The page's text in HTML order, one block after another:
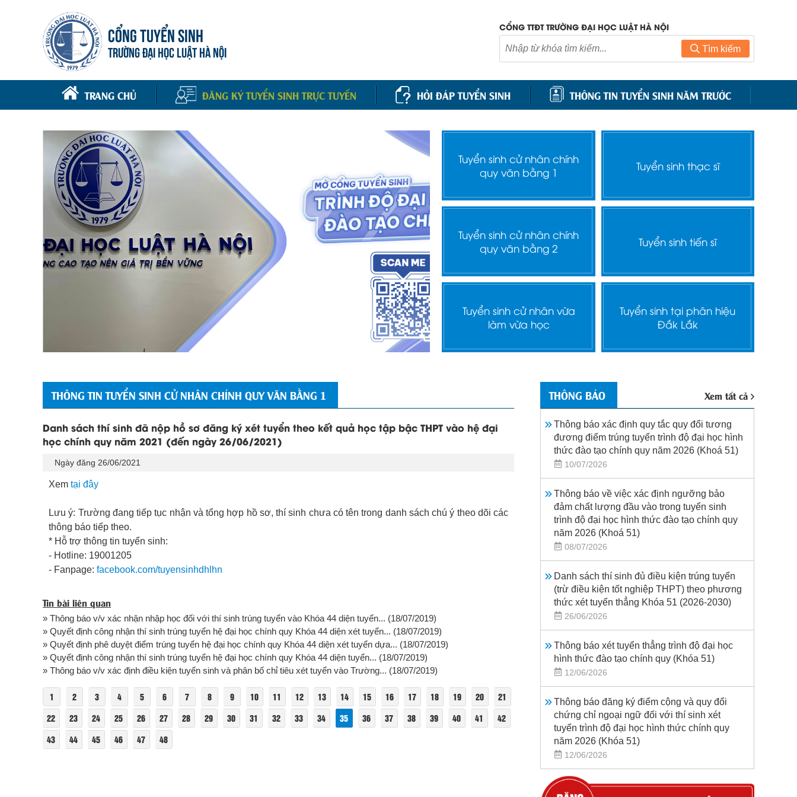
CỔNG TUYỂN SINH
TRƯỜNG ĐẠI HỌC LUẬT HÀ NỘI
CỔNG TTĐT TRƯỜNG ĐẠI HỌC LUẬT HÀ NỘI
Tìm kiếm
TRANG CHỦ ĐĂNG KÝ TUYỂN SINH TRỰC TUYẾN HỎI ĐÁP TUYỂN SINH THÔNG TIN TUYỂN SINH NĂM TRƯỚC
Tuyển sinh cử nhân chính
quy văn bằng 1
Tuyển sinh thạc sĩ
Tuyển sinh cử nhân chính
quy văn bằng 2
Tuyển sinh tiến sĩ
Tuyển sinh cử nhân vừa
làm vừa học
Tuyển sinh tại phân hiệu
Đắk Lắk
THÔNG TIN TUYỂN SINH CỬ NHÂN CHÍNH QUY VĂN BẰNG 1
Danh sách thí sinh đã nộp hồ sơ đăng ký xét tuyển theo kết quả học tập bậc THPT vào hệ đại
học chính quy năm 2021 (đến ngày 26/06/2021)
Ngày đăng 26/06/2021
Xem tại đây
Lưu ý: Trường đang tiếp tục nhận và tổng hợp hồ sơ, thí sinh chưa có tên trong danh sách chú ý theo dõi các
thông báo tiếp theo.
* Hỗ trợ thông tin tuyển sinh:
- Hotline: 19001205
- Fanpage: facebook.com/tuyensinhdhlhn
Tin bài liên quan
» Thông báo v/v xác nhận nhập học đối với thí sinh trúng tuyển vào Khóa 44 diện tuyển... (18/07/2019)
» Quyết định công nhận thí sinh trúng tuyển hệ đại học chính quy Khóa 44 diện xét tuyển... (18/07/2019)
» Quyết định phê duyệt điểm trúng tuyển hệ đại học chính quy Khóa 44 diện xét tuyển dựa... (18/07/2019)
» Quyết định công nhận thí sinh trúng tuyển hệ đại học chính quy Khóa 44 diện tuyển... (18/07/2019)
» Thông báo v/v xác định điều kiện tuyển sinh và phân bố chỉ tiêu xét tuyển vào Trường... (18/07/2019)
1 2 3 4 5 6 7 8 9 10 11 12 13 14 15 16 17 18 19 20
21
22
23 24 25 26 27 28 29 30 31 32 33 34 35 36 37 38 39 40 41
42
43
44 45 46 47 48
THÔNG BÁO Xem tất cả
Thông báo xác định quy tắc quy đổi tương
đương điểm trúng tuyển trình độ đại học hình
thức đào tạo chính quy năm 2026 (Khoá 51)
10/07/2026
Thông báo về việc xác định ngưỡng bảo
đảm chất lượng đầu vào trong tuyển sinh
trình độ đại học hình thức đào tạo chính quy
năm 2026 (Khoá 51)
08/07/2026
Danh sách thí sinh đủ điều kiện trúng tuyển
(trừ điều kiện tốt nghiệp THPT) theo phương
thức xét tuyển thẳng Khóa 51 (2026-2030)
26/06/2026
Thông báo xét tuyển thẳng trình độ đại học
hình thức đào tạo chính quy (Khóa 51)
12/06/2026
Thông báo đăng ký điểm cộng và quy đổi
chứng chỉ ngoại ngữ đối với thí sinh xét
tuyển trình độ đại học hình thức chính quy
năm 2026 (Khóa 51)
12/06/2026